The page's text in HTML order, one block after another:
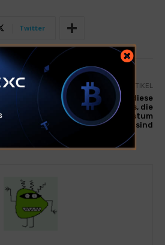
Twitter
NÄCHSTER ARTIKEL
Verpassen Sie nicht diese
erschwinglichen Kryptos, die
auf explosives Wachstum
vorbereitet sind